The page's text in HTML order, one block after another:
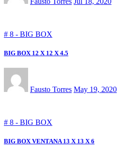
# 8 - BIG BOX
BIG BOX 12 X 12 X 4.5
Fausto Torres May 19, 2020
# 8 - BIG BOX
BIG BOX VENTANA 13 X 13 X 6